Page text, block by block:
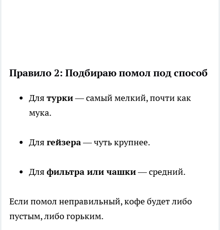
Правило 2: Подбираю помол под способ
Для турки— самый мелкий, почти как
мука.
Для гейзера— чуть крупнее.
Для фильтра или чашки— средний.
Если помол неправильный, кофе будет либо
пустым, либо горьким.